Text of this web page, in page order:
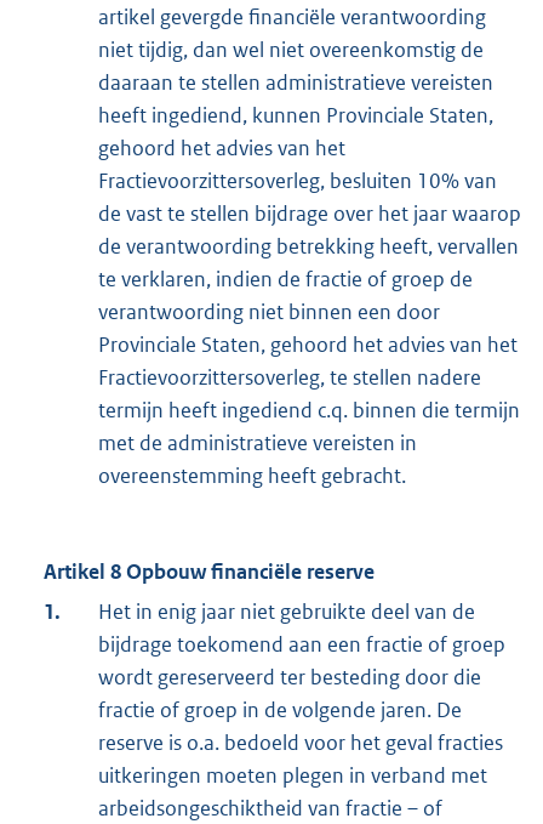
artikel gevergde financiële verantwoording
niet tijdig, dan wel niet overeenkomstig de
daaraan te stellen administratieve vereisten
heeft ingediend, kunnen Provinciale Staten,
gehoord het advies van het
Fractievoorzittersoverleg, besluiten 10% van
de vast te stellen bijdrage over het jaar waarop
de verantwoording betrekking heeft, vervallen
te verklaren, indien de fractie of groep de
verantwoording niet binnen een door
Provinciale Staten, gehoord het advies van het
Fractievoorzittersoverleg, te stellen nadere
termijn heeft ingediend c.q. binnen die termijn
met de administratieve vereisten in
overeenstemming heeft gebracht.
Artikel 8 Opbouw financiële reserve
1.
Het in enig jaar niet gebruikte deel van de
bijdrage toekomend aan een fractie of groep
wordt gereserveerd ter besteding door die
fractie of groep in de volgende jaren. De
reserve is o.a. bedoeld voor het geval fracties
uitkeringen moeten plegen in verband met
arbeidsongeschiktheid van fractie – of